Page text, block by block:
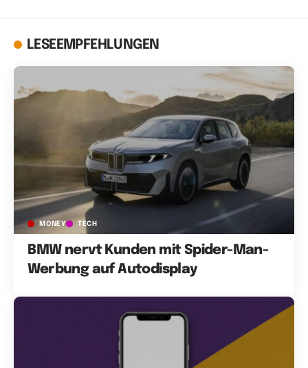
LESEEMPFEHLUNGEN
MONEY TECH
BMW nervt Kunden mit Spider-Man-
Werbung auf Autodisplay